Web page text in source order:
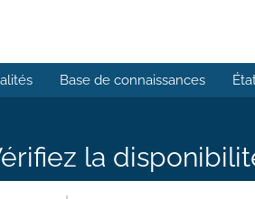
Base de connaissances
la